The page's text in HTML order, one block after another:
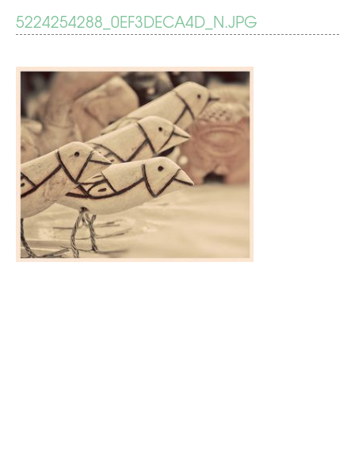
5224254288_0EF3DECA4D_N.JPG
BERICHT
NAVIGATIE
Treinleven